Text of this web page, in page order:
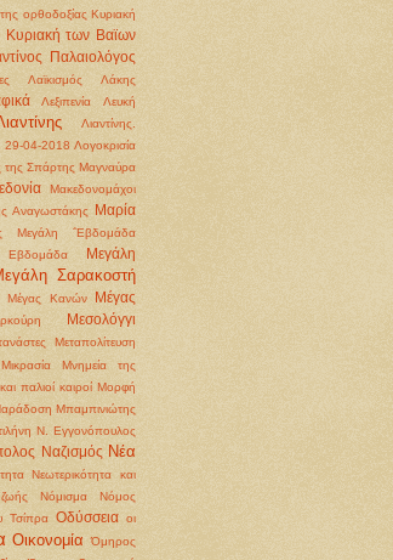
ορθοδοξίας Κυριακή
Κυριακή των Βαϊων
Παλαιολόγος
Λαϊκισμός
Λάκης
Λεξιπενία
Λευκή
Λιαντίνης.
29-04-2018 Λογοκρισία
της Σπάρτης Μαγναύρα
Μακεδονομάχοι
Αναγωστάκης
Μαρία
Μεγάλη ΅Εβδομάδα
Μεγάλη
Σαρακοστή
Μέγας Κανών
Μέγας
Μεσολόγγι
Μεταπολίτευση
Μικρασία
Μνημεία της
παλιοί καιροί Μορφή
Μπαμπινιώτης
Ν. Εγγονόπουλος
Ναζισμός Νέα
Νεωτερικότητα και
Νόμισμα
Νόμος
Τσίπρα Οδύσσεια οι
Οικονομία
Όμηρος